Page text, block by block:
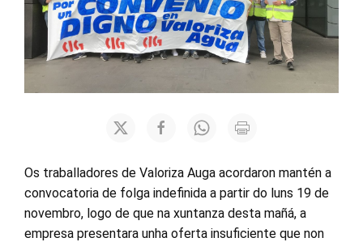
Os traballadores de Valoriza Auga acordaron mantén a
convocatoria de folga indefinida a partir do luns 19 de
novembro, logo de que na xuntanza desta mañá, a
empresa presentara unha oferta insuficiente que non